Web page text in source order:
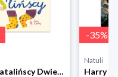
Przeplatalińscy Dwie siostry
-35%
Natuli